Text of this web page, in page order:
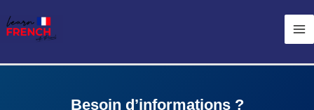
to
Besoin d’informations ?